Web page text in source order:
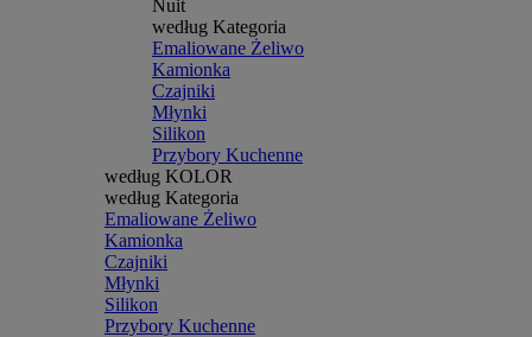
Nuit
według Kategoria
Emaliowane Żeliwo
Kamionka
Czajniki
Młynki
Silikon
Przybory Kuchenne
według KOLOR
według Kategoria
Emaliowane Żeliwo
Kamionka
Czajniki
Młynki
Silikon
Przybory Kuchenne